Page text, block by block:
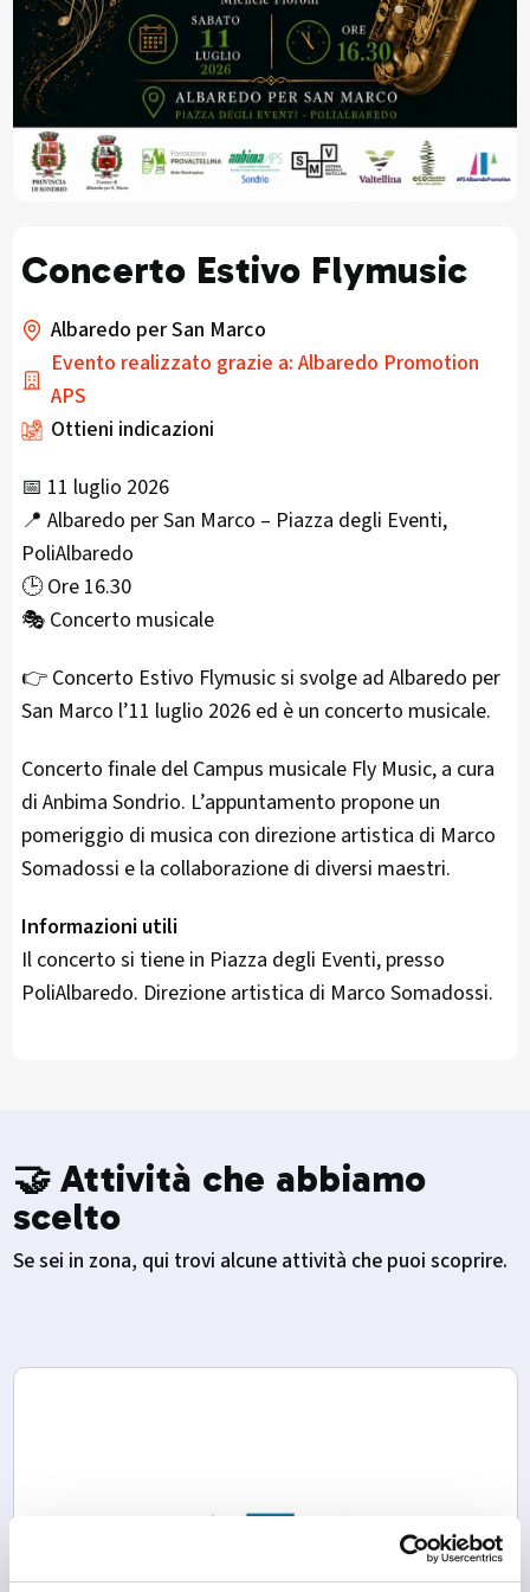
Concerto Estivo Flymusic
Albaredo per San Marco
Evento realizzato grazie a: Albaredo Promotion
APS
Ottieni indicazioni
📅 11 luglio 2026
📍 Albaredo per San Marco – Piazza degli Eventi,
PoliAlbaredo
🕒 Ore 16.30
🎭 Concerto musicale
👉 Concerto Estivo Flymusic si svolge ad Albaredo per
San Marco l’11 luglio 2026 ed è un concerto musicale.
Concerto finale del Campus musicale Fly Music, a cura
di Anbima Sondrio. L’appuntamento propone un
pomeriggio di musica con direzione artistica di Marco
Somadossi e la collaborazione di diversi maestri.
Informazioni utili
Il concerto si tiene in Piazza degli Eventi, presso
PoliAlbaredo. Direzione artistica di Marco Somadossi.
🤝 Attività che abbiamo
scelto
Se sei in zona, qui trovi alcune attività che puoi scoprire.